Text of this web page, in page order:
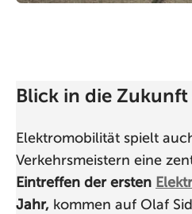
Blick in die
Elektromobilität spielt
Verkehrsmeistern eine
Eintreffen der ersten
Jahr, kommen auf Olaf